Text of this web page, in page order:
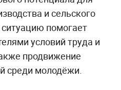
и сельского
помогает
условий труда и
продвижение
среди молодёжи.